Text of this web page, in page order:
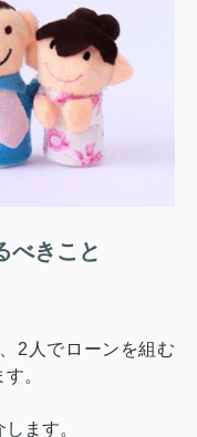
べきこと
2 人でローンを組む
。
ます。